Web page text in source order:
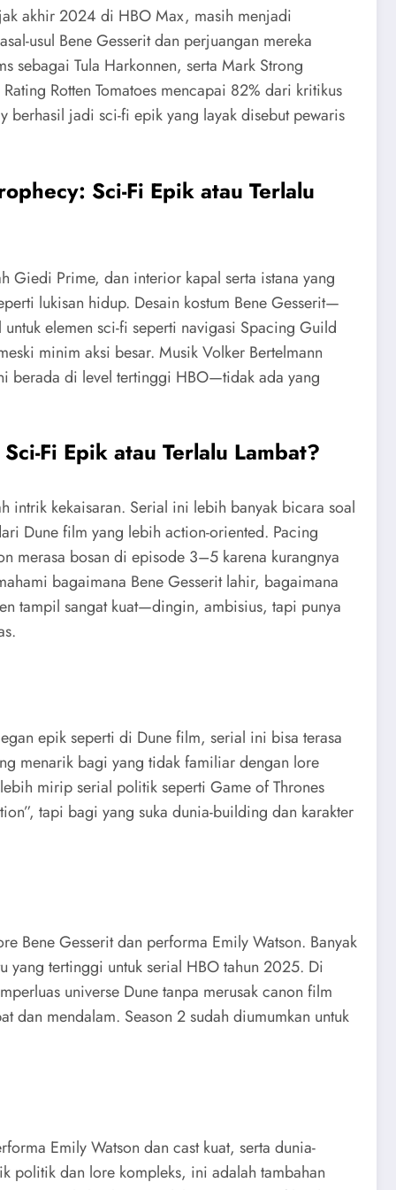
akhir 2024 di HBO Max, masih menjadi
usul Bene Gesserit dan perjuangan mereka
sebagai Tula Harkonnen, serta Mark Strong
Rotten Tomatoes mencapai 82% dari kritikus
berhasil jadi sci-fi epik yang layak disebut pewaris
Sci-Fi Epik atau Terlalu
Giedi Prime, dan interior kapal serta istana yang
lukisan hidup. Desain kostum Bene Gesserit—
elemen sci-fi seperti navigasi Spacing Guild
minim aksi besar. Musik Volker Bertelmann
berada di level tertinggi HBO—tidak ada yang
Fi Epik atau Terlalu Lambat?
intrik kekaisaran. Serial ini lebih banyak bicara soal
Dune film yang lebih action-oriented. Pacing
merasa bosan di episode 3–5 karena kurangnya
bagaimana Bene Gesserit lahir, bagaimana
tampil sangat kuat—dingin, ambisius, tapi punya
epik seperti di Dune film, serial ini bisa terasa
menarik bagi yang tidak familiar dengan lore
mirip serial politik seperti Game of Thrones
tapi bagi yang suka dunia-building dan karakter
Bene Gesserit dan performa Emily Watson. Banyak
yang tertinggi untuk serial HBO tahun 2025. Di
universe Dune tanpa merusak canon film
dan mendalam. Season 2 sudah diumumkan untuk
Emily Watson dan cast kuat, serta dunia-
politik dan lore kompleks, ini adalah tambahan